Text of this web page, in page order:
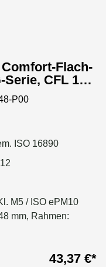
Flach-
CFL 10-
P00
ISO 16890
M5 / ISO ePM10
mm, Rahmen:
43,37 €*